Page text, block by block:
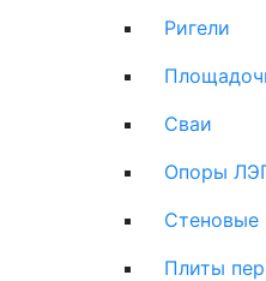
Ригели
Сваи
Опоры
Стеновые
Плиты